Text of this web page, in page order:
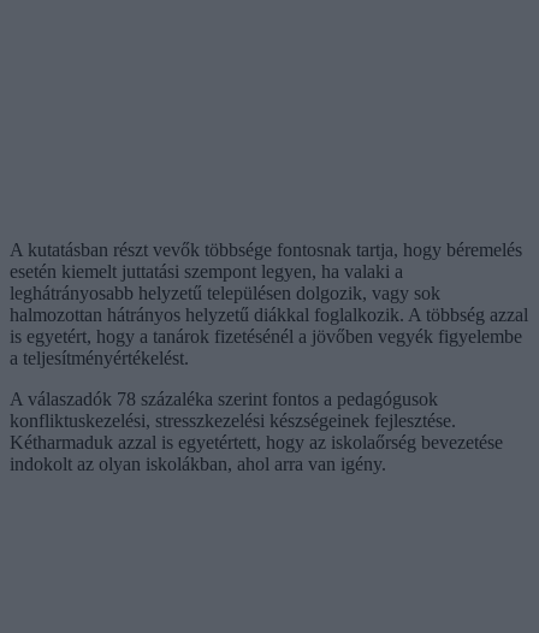
A kutatásban részt vevők többsége fontosnak tartja, hogy béremelés
esetén kiemelt juttatási szempont legyen, ha valaki a
leghátrányosabb helyzetű településen dolgozik, vagy sok
halmozottan hátrányos helyzetű diákkal foglalkozik. A többség azzal
is egyetért, hogy a tanárok fizetésénél a jövőben vegyék figyelembe
a teljesítményértékelést.
A válaszadók 78 százaléka szerint fontos a pedagógusok
konfliktuskezelési, stresszkezelési készségeinek fejlesztése.
Kétharmaduk azzal is egyetértett, hogy az iskolaőrség bevezetése
indokolt az olyan iskolákban, ahol arra van igény.